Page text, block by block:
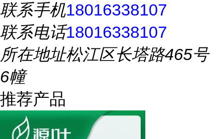
联系手机18016338107
联系电话18016338107
所在地址松江区长塔路465号
6幢
推荐产品